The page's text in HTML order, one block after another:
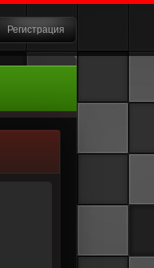
Регистрация